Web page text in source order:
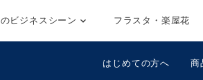
ビジネスシーン フラスタ・楽屋花
はじめての方へ 商